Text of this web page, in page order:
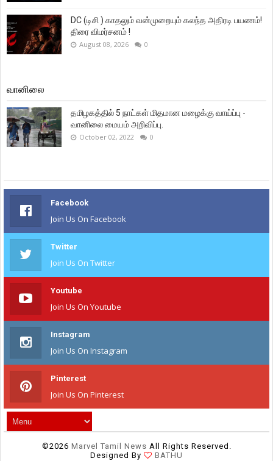
DC (டிசி ) காதலும் வன்முறையும் கலந்த அதிரடி பயணம்!
திரை விமர்சனம் !
August 08, 2026 0
வானிலை
தமிழகத்தில் 5 நாட்கள் மிதமான மழைக்கு வாய்ப்பு -
வானிலை மையம் அறிவிப்பு.
October 02, 2022 0
Facebook
Join Us On Facebook
Twitter
Join Us On Twitter
Youtube
Join Us On Youtube
Instagram
Join Us On Instagram
Pinterest
Join Us On Pinterest
©2026 Marvel Tamil News All Rights Reserved.
Designed By
BATHU